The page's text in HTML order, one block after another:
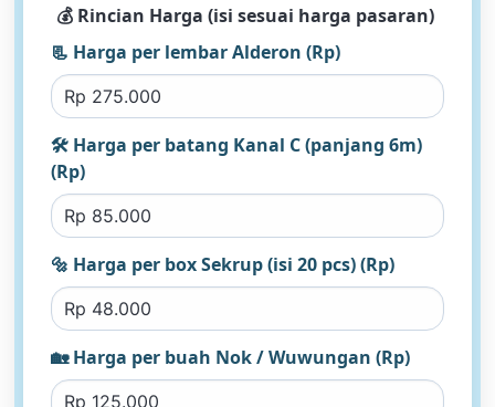
💰 Rincian Harga (isi sesuai harga pasaran)
📃 Harga per lembar Alderon (Rp)
🛠︎ Harga per batang Kanal C (panjang 6m)
(Rp)
🔩 Harga per box Sekrup (isi 20 pcs) (Rp)
🏡 Harga per buah Nok / Wuwungan (Rp)